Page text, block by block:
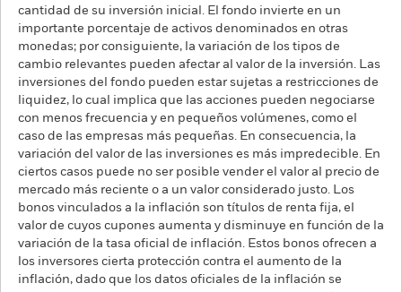
cantidad de su inversión inicial. El fondo invierte en un
importante porcentaje de activos denominados en otras
monedas; por consiguiente, la variación de los tipos de
cambio relevantes pueden afectar al valor de la inversión. Las
inversiones del fondo pueden estar sujetas a restricciones de
liquidez, lo cual implica que las acciones pueden negociarse
con menos frecuencia y en pequeños volúmenes, como el
caso de las empresas más pequeñas. En consecuencia, la
variación del valor de las inversiones es más impredecible. En
ciertos casos puede no ser posible vender el valor al precio de
mercado más reciente o a un valor considerado justo. Los
bonos vinculados a la inflación son títulos de renta fija, el
valor de cuyos cupones aumenta y disminuye en función de la
variación de la tasa oficial de inflación. Estos bonos ofrecen a
los inversores cierta protección contra el aumento de la
inflación, dado que los datos oficiales de la inflación se